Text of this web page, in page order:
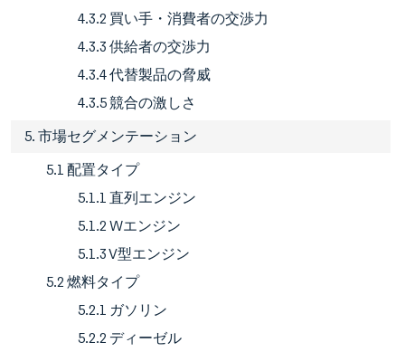
4.3.2 買い手・消費者の交渉力
4.3.3 供給者の交渉力
4.3.4 代替製品の脅威
4.3.5 競合の激しさ
5. 市場セグメンテーション
5.1 配置タイプ
5.1.1 直列エンジン
5.1.2 Wエンジン
5.1.3 V型エンジン
5.2 燃料タイプ
5.2.1 ガソリン
5.2.2 ディーゼル